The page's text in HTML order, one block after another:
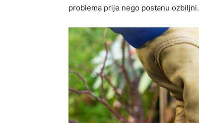
problema prije nego postanu ozbiljni.